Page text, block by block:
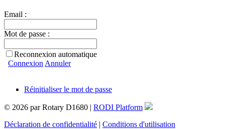
Email :
Mot de passe :
Reconnexion automatique
Connexion Annuler
Réinitialiser le mot de passe
© 2026 par Rotary D1680 | RODI Platform
Déclaration de confidentialité | Conditions d'utilisation